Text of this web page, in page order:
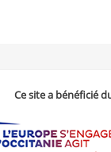
Ce site a bénéficié